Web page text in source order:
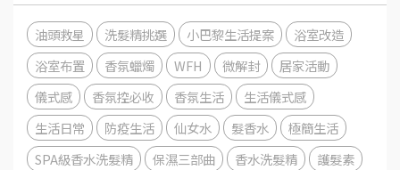
油頭救星 洗髮精挑選 小巴黎生活提案
浴室改造
浴室布置
香氛蠟燭 WFH 微解封
居家活動
儀式感
香氛控必收 香氛生活
生活儀式感
生活日常
防疫生活 仙女水 髮香水
極簡生活
SPA級香水洗髮精
保濕三部曲 香水洗髮精
護髮素